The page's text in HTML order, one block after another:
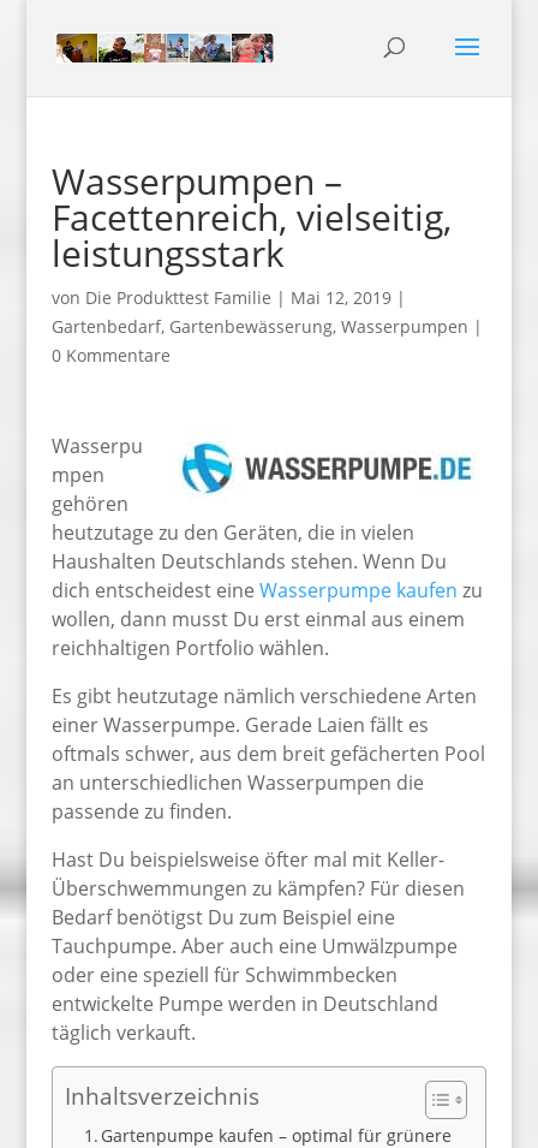
Wasserpumpen –
Facettenreich, vielseitig,
leistungsstark
von Die Produkttest Familie | Mai 12, 2019|
Gartenbedarf, Gartenbewässerung, Wasserpumpen |
0 Kommentare
Wasserpu
mpen
gehören
heutzutage zu den Geräten, die in vielen
Haushalten Deutschlands stehen. Wenn Du
dich entscheidest eine Wasserpumpe kaufen zu
wollen, dann musst Du erst einmal aus einem
reichhaltigen Portfolio wählen.
Es gibt heutzutage nämlich verschiedene Arten
einer Wasserpumpe. Gerade Laien fällt es
oftmals schwer, aus dem breit gefächerten Pool
an unterschiedlichen Wasserpumpen die
passende zu finden.
Hast Du beispielsweise öfter mal mit Keller-
Überschwemmungen zu kämpfen? Für diesen
Bedarf benötigst Du zum Beispiel eine
Tauchpumpe. Aber auch eine Umwälzpumpe
oder eine speziell für Schwimmbecken
entwickelte Pumpe werden in Deutschland
täglich verkauft.
Inhaltsverzeichnis
Gartenpumpe kaufen – optimal für grünere